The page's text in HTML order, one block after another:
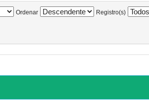
Ordenar Registro(s)